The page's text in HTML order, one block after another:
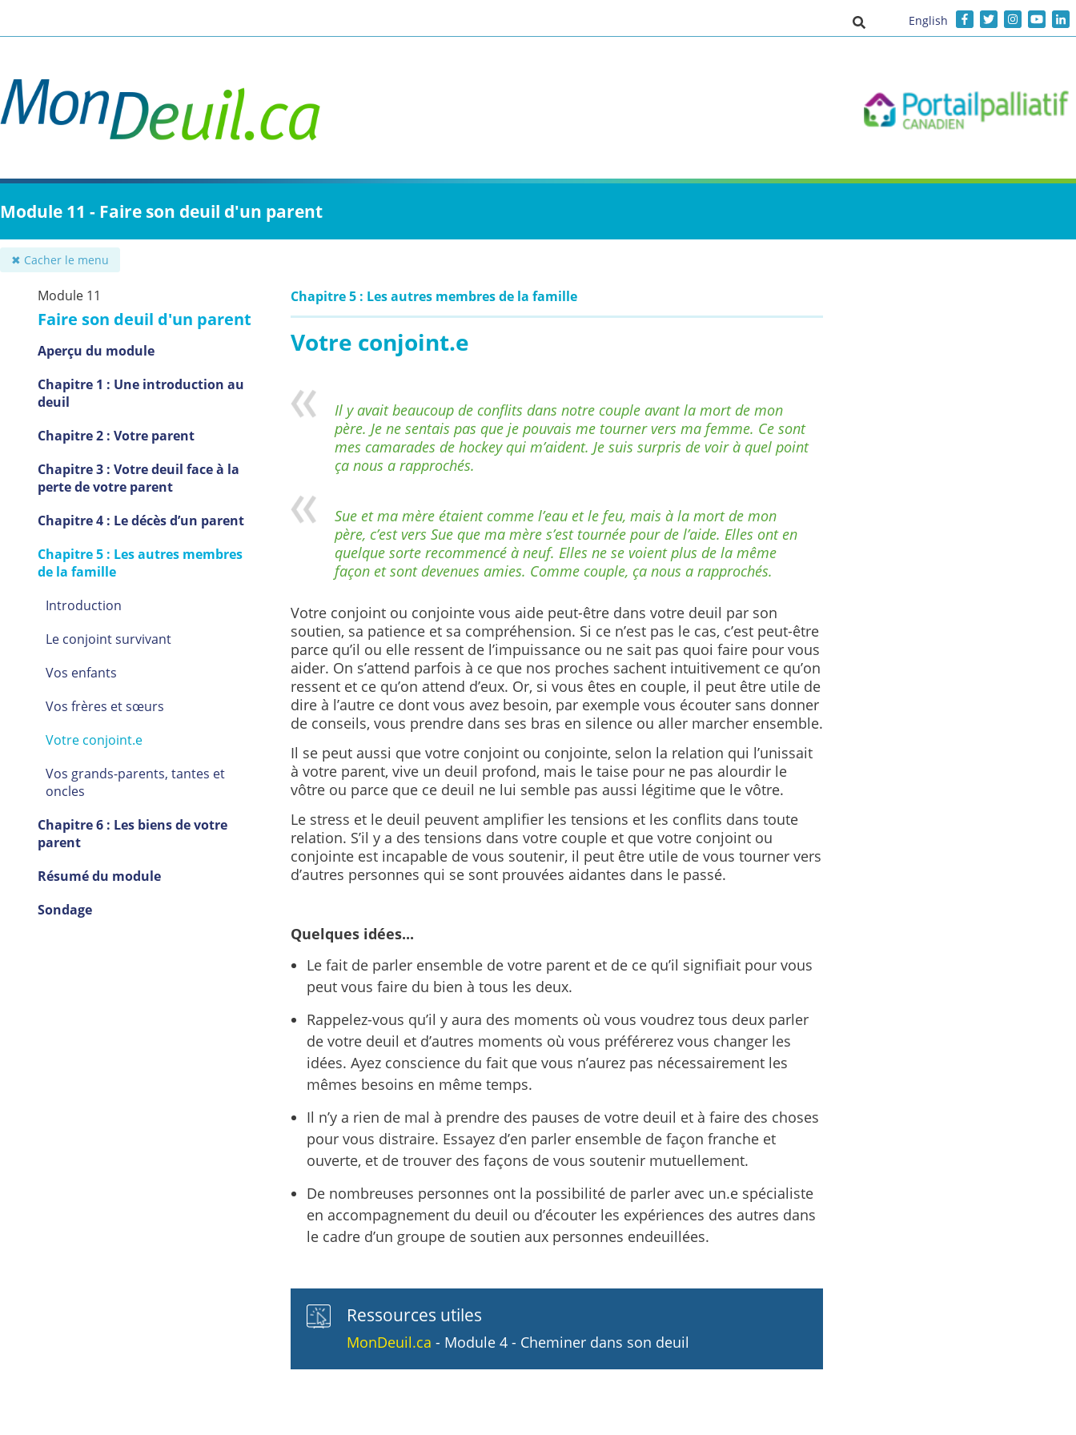
contenu
Activer/désactiver la saisie de
English
Module 11 - Faire son deuil d'un parent
✖ Cacher le menu
Module 11
Faire son deuil d'un parent
Aperçu du module
Chapitre 1 : Une introduction au
deuil
Chapitre 2 : Votre parent
Chapitre 3 : Votre deuil face à la
perte de votre parent
Chapitre 4 : Le décès d’un parent
Chapitre 5 : Les autres membres
de la famille
Introduction
Le conjoint survivant
Vos enfants
Vos frères et sœurs
Votre conjoint.e
Vos grands-parents, tantes et
oncles
Chapitre 6 : Les biens de votre
parent
Résumé du module
Sondage
Chapitre 5 : Les autres membres de la famille
Votre conjoint.e
Il y avait beaucoup de conflits dans notre couple avant la mort de mon
père. Je ne sentais pas que je pouvais me tourner vers ma femme. Ce sont
mes camarades de hockey qui m’aident. Je suis surpris de voir à quel point
ça nous a rapprochés.
Sue et ma mère étaient comme l’eau et le feu, mais à la mort de mon
père, c’est vers Sue que ma mère s’est tournée pour de l’aide. Elles ont en
quelque sorte recommencé à neuf. Elles ne se voient plus de la même
façon et sont devenues amies. Comme couple, ça nous a rapprochés.
Votre conjoint ou conjointe vous aide peut-être dans votre deuil par son
soutien, sa patience et sa compréhension. Si ce n’est pas le cas, c’est peut-être
parce qu’il ou elle ressent de l’impuissance ou ne sait pas quoi faire pour vous
aider. On s’attend parfois à ce que nos proches sachent intuitivement ce qu’on
ressent et ce qu’on attend d’eux. Or, si vous êtes en couple, il peut être utile de
dire à l’autre ce dont vous avez besoin, par exemple vous écouter sans donner
de conseils, vous prendre dans ses bras en silence ou aller marcher ensemble.
Il se peut aussi que votre conjoint ou conjointe, selon la relation qui l’unissait
à votre parent, vive un deuil profond, mais le taise pour ne pas alourdir le
vôtre ou parce que ce deuil ne lui semble pas aussi légitime que le vôtre.
Le stress et le deuil peuvent amplifier les tensions et les conflits dans toute
relation. S’il y a des tensions dans votre couple et que votre conjoint ou
conjointe est incapable de vous soutenir, il peut être utile de vous tourner vers
d’autres personnes qui se sont prouvées aidantes dans le passé.
Quelques idées...
Le fait de parler ensemble de votre parent et de ce qu’il signifiait pour vous
peut vous faire du bien à tous les deux.
Rappelez-vous qu’il y aura des moments où vous voudrez tous deux parler
de votre deuil et d’autres moments où vous préférerez vous changer les
idées. Ayez conscience du fait que vous n’aurez pas nécessairement les
mêmes besoins en même temps.
Il n’y a rien de mal à prendre des pauses de votre deuil et à faire des choses
pour vous distraire. Essayez d’en parler ensemble de façon franche et
ouverte, et de trouver des façons de vous soutenir mutuellement.
De nombreuses personnes ont la possibilité de parler avec un.e spécialiste
en accompagnement du deuil ou d’écouter les expériences des autres dans
le cadre d’un groupe de soutien aux personnes endeuillées.
Ressources utiles
MonDeuil.ca - Module 4 - Cheminer dans son deuil